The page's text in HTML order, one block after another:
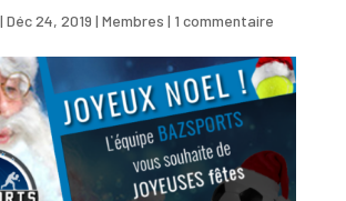
| Déc 24, 2019 | Membres | 1 commentaire